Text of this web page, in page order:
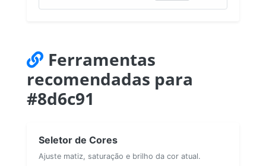
Ferramentas
recomendadas para
#8d6c91
Seletor de Cores
Ajuste matiz, saturação e brilho da cor atual.